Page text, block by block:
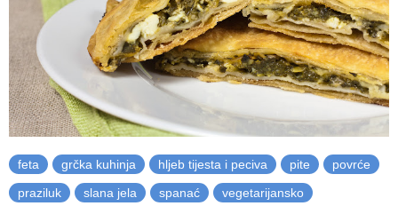
feta grčka kuhinja hljeb tijesta i peciva pite
povrće
praziluk
slana jela spanać vegetarijansko